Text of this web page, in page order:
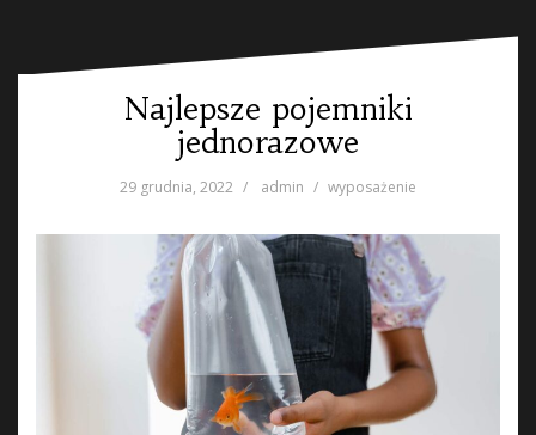
Najlepsze pojemniki
jednorazowe
29 grudnia, 2022 admin wyposażenie